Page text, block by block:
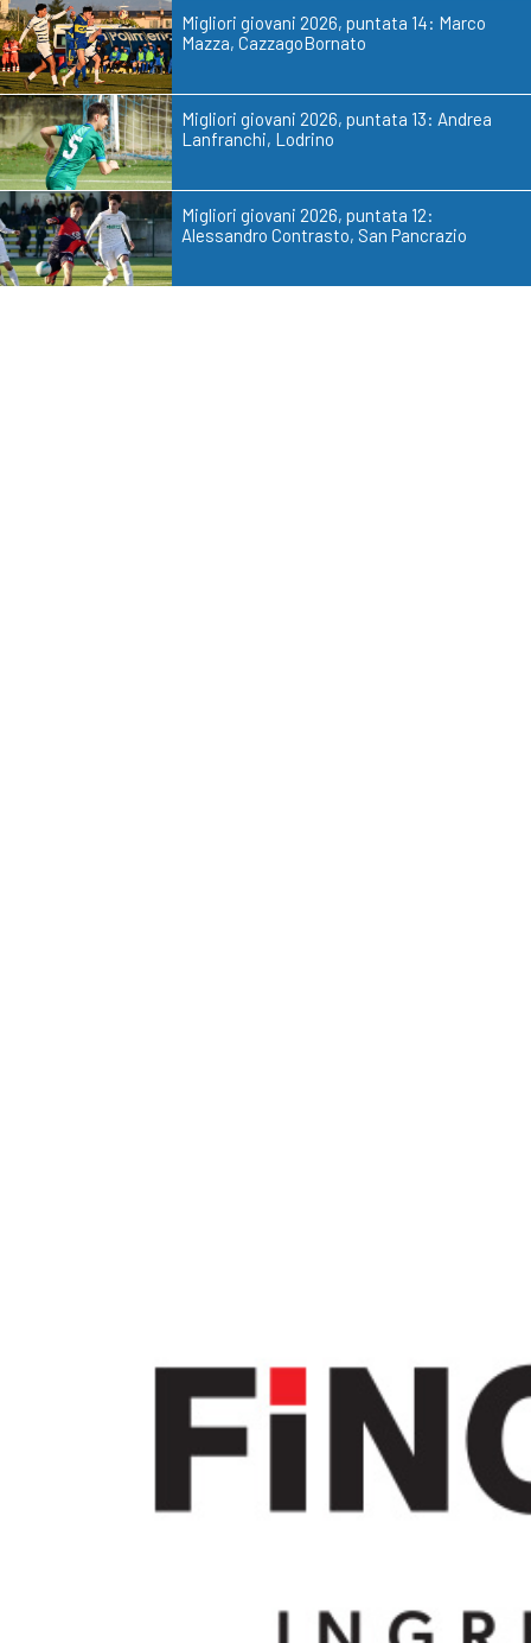
Migliori giovani 2026, puntata 14: Marco
Mazza, CazzagoBornato
Migliori giovani 2026, puntata 13: Andrea
Lanfranchi, Lodrino
Migliori giovani 2026, puntata 12:
Alessandro Contrasto, San Pancrazio